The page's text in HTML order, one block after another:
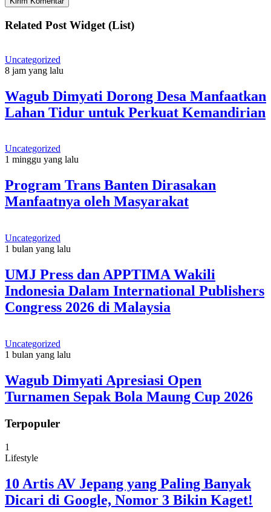
Related Post Widget (List)
Uncategorized
8 jam yang lalu
Wagub Dimyati Dorong Desa Manfaatkan
Lahan Tidur untuk Perkuat Kemandirian
Uncategorized
1 minggu yang lalu
Program Trans Banten Dirasakan
Manfaatnya oleh Masyarakat
Uncategorized
1 bulan yang lalu
UMJ Press dan APPTIMA Wakili
Indonesia Dalam International Publishers
Congress 2026 di Malaysia
Uncategorized
1 bulan yang lalu
Wagub Dimyati Apresiasi Open
Turnamen Sepak Bola Maung Cup 2026
Terpopuler
1
Lifestyle
10 Artis AV Jepang yang Paling Banyak
Dicari di Google, Nomor 3 Bikin Kaget!